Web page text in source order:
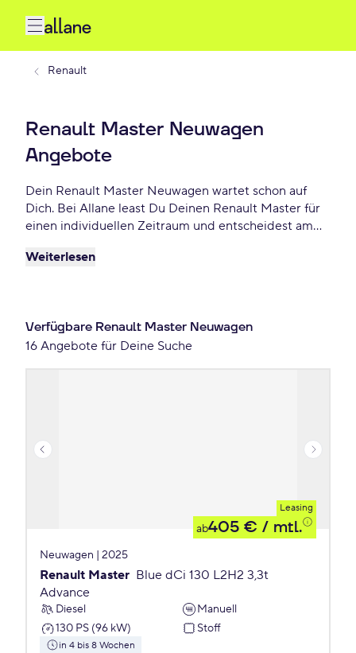
Renault
Renault Master Neuwagen
Angebote
Dein Renault Master Neuwagen wartet schon auf
Dich. Bei Allane least Du Deinen Renault Master für
einen individuellen Zeitraum und entscheidest am
möchtest oder zurückgeben willst. Finde das
Weiterlesen
Verfügbare Renault Master Neuwagen
16 Angebote für Deine Suche
Leasing
ab405 € / mtl.
Neuwagen | 2025
Renault Master Blue dCi 130 L2H2 3,3t
Advance
Diesel
Manuell
130 PS (96 kW)
Stoff
in 4 bis 8 Wochen